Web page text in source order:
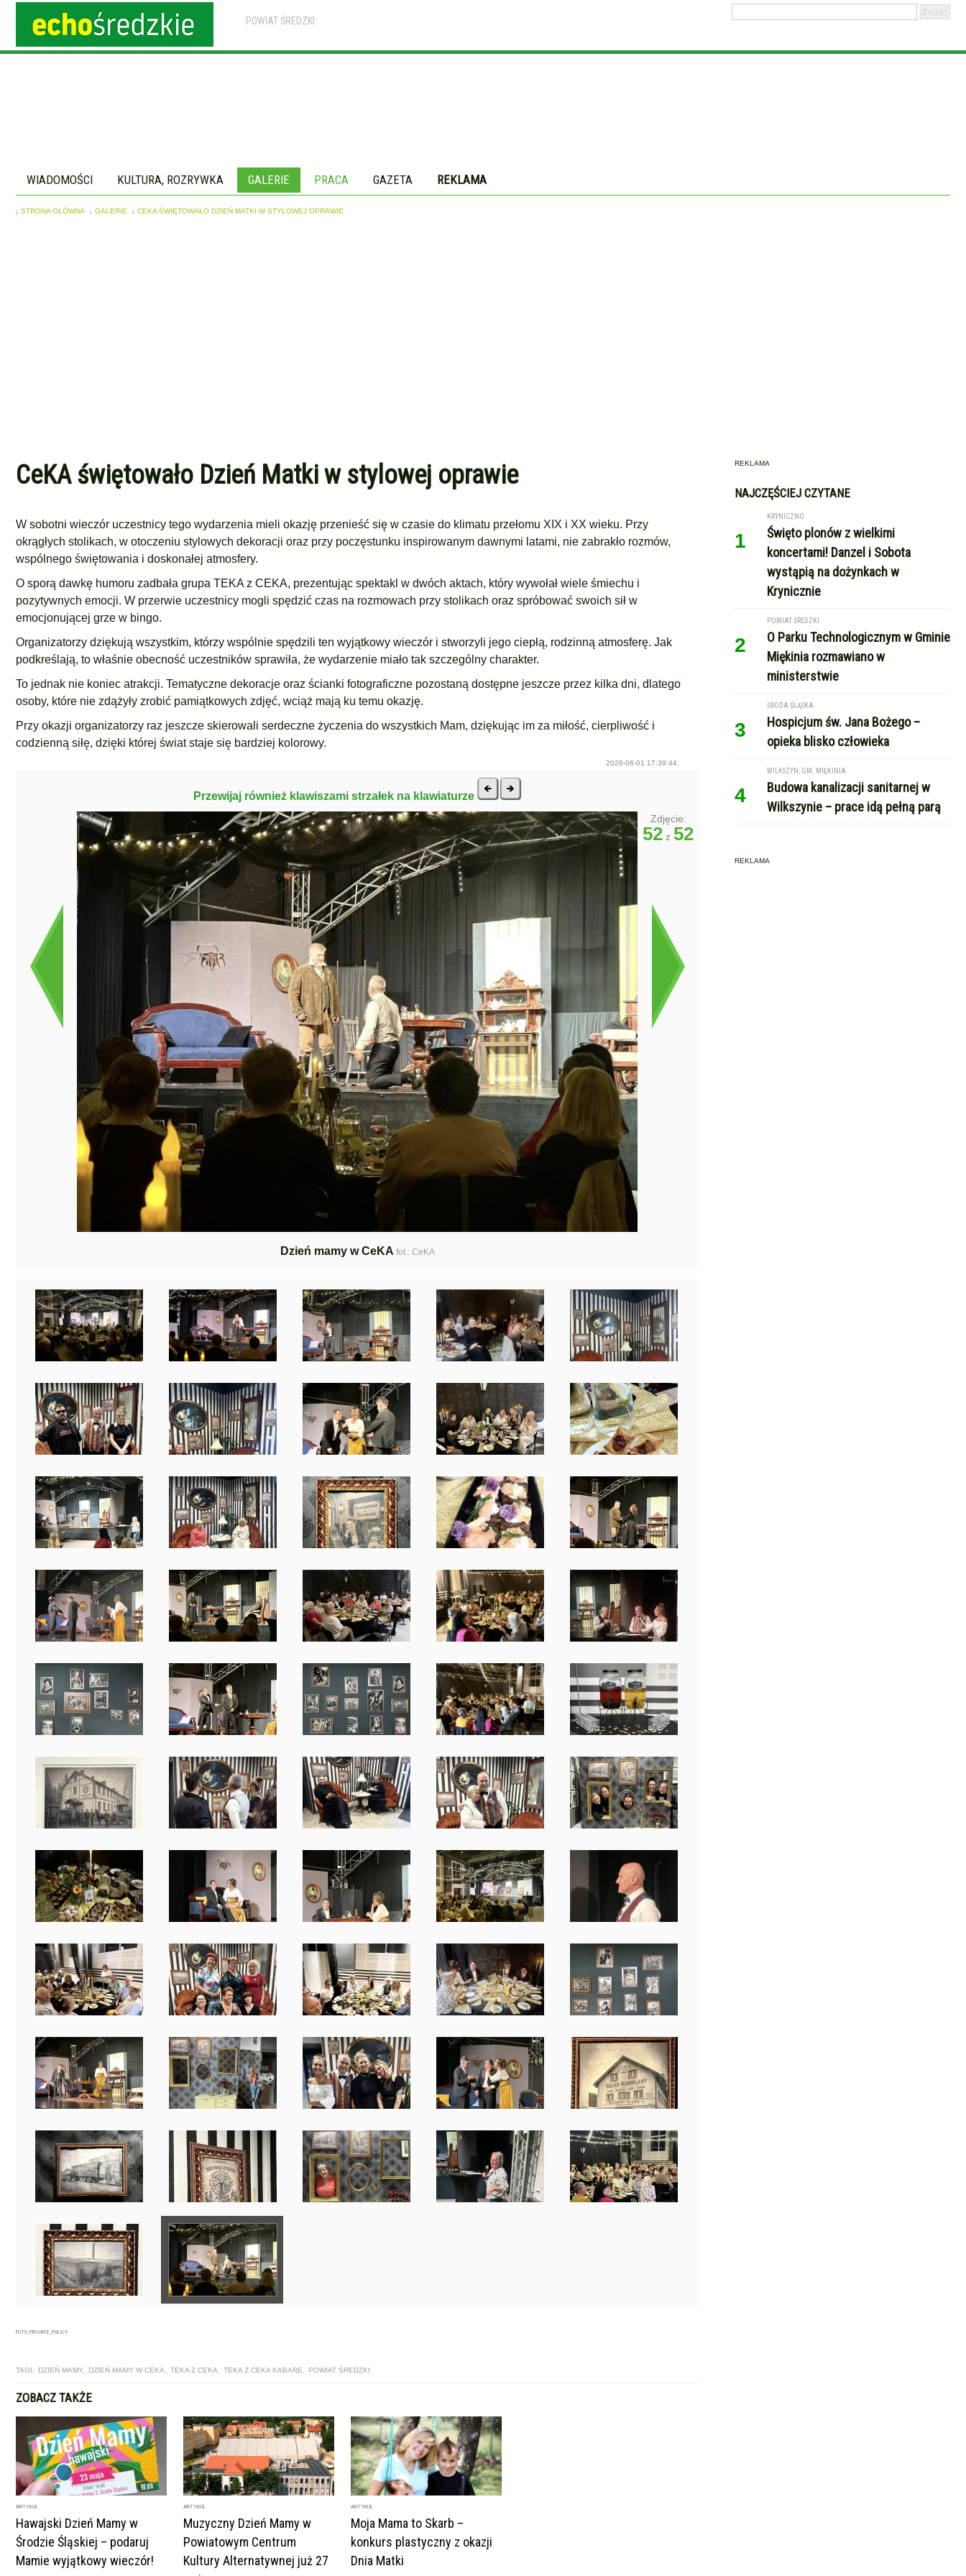
POWIAT ŚREDZKI
WIADOMOŚCI KULTURA, ROZRYWKA GALERIE PRACA GAZETA REKLAMA
STRONA GŁÓWNA GALERIE CEKA ŚWIĘTOWAŁO DZIEŃ MATKI W STYLOWEJ OPRAWIE
CeKA świętowało Dzień Matki w stylowej oprawie
W sobotni wieczór uczestnicy tego wydarzenia mieli okazję przenieść się w czasie do klimatu przełomu XIX i XX wieku. Przy
okrągłych stolikach, w otoczeniu stylowych dekoracji oraz przy poczęstunku inspirowanym dawnymi latami, nie zabrakło rozmów,
wspólnego świętowania i doskonałej atmosfery.
O sporą dawkę humoru zadbała grupa TEKA z CEKA, prezentując spektakl w dwóch aktach, który wywołał wiele śmiechu i
pozytywnych emocji. W przerwie uczestnicy mogli spędzić czas na rozmowach przy stolikach oraz spróbować swoich sił w
emocjonującej grze w bingo.
Organizatorzy dziękują wszystkim, którzy wspólnie spędzili ten wyjątkowy wieczór i stworzyli jego ciepłą, rodzinną atmosferę. Jak
podkreślają, to właśnie obecność uczestników sprawiła, że wydarzenie miało tak szczególny charakter.
To jednak nie koniec atrakcji. Tematyczne dekoracje oraz ścianki fotograficzne pozostaną dostępne jeszcze przez kilka dni, dlatego
osoby, które nie zdążyły zrobić pamiątkowych zdjęć, wciąż mają ku temu okazję.
Przy okazji organizatorzy raz jeszcze skierowali serdeczne życzenia do wszystkich Mam, dziękując im za miłość, cierpliwość i
codzienną siłę, dzięki której świat staje się bardziej kolorowy.
2026-06-01 17:39:44
Przewijaj również klawiszami strzałek na klawiaturze
Dzień mamy w CeKA fot.: CeKA
Zdjęcie:
52 z 52
FOTO_PRIVATE_POLICY
TAGI: DZIEŃ MAMY DZIEŃ MAMY W CEKA TEKA Z CEKA TEKA Z CEKA KABARE POWIAT ŚREDZKI
ZOBACZ TAKŻE
ARTYKUŁ
Hawajski Dzień Mamy w
Środzie Śląskiej – podaruj
Mamie wyjątkowy wieczór!
ARTYKUŁ
Muzyczny Dzień Mamy w
Powiatowym Centrum
Kultury Alternatywnej już 27
ARTYKUŁ
Moja Mama to Skarb –
konkurs plastyczny z okazji
Dnia Matki
REKLAMA
NAJCZĘŚCIEJ CZYTANE
1
KRYNICZNO
Święto plonów z wielkimi
koncertami! Danzel i Sobota
wystąpią na dożynkach w
Krynicznie
2
POWIAT ŚREDZKI
O Parku Technologicznym w Gminie
Miękinia rozmawiano w
ministerstwie
3
ŚRODA ŚLĄSKA
Hospicjum św. Jana Bożego –
opieka blisko człowieka
4
WILKSZYN, GM. MIĘKINIA
Budowa kanalizacji sanitarnej w
Wilkszynie – prace idą pełną parą
REKLAMA